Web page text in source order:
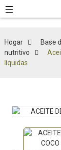
Hogar Base
nutritivo
líquidas